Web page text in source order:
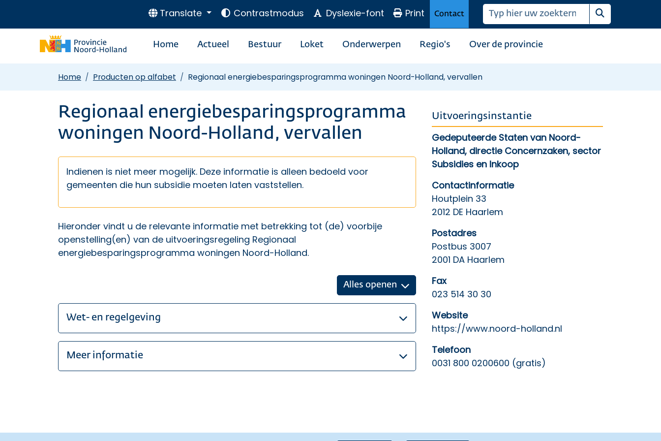
Translate Contrastmodus Dyslexie-font Print Contact
Zoeken
Home Actueel Bestuur Loket Onderwerpen Regio's Over de provincie
Home Producten op alfabet Regionaal energiebesparingsprogramma woningen Noord-Holland, vervallen
Regionaal energiebesparingsprogramma
woningen Noord-Holland, vervallen
Indienen is niet meer mogelijk. Deze informatie is alleen bedoeld voor
gemeenten die hun subsidie moeten laten vaststellen.
Hieronder vindt u de relevante informatie met betrekking tot (de) voorbije
openstelling(en) van de uitvoeringsregeling Regionaal
energiebesparingsprogramma woningen Noord-Holland.
Alles openen
Wet- en regelgeving
Meer informatie
Uitvoeringsinstantie
Gedeputeerde Staten van Noord-
Holland, directie Concernzaken, sector
Subsidies en Inkoop
Contactinformatie
Houtplein 33
2012 DE Haarlem
Postadres
Postbus 3007
2001 DA Haarlem
Fax
023 514 30 30
Website
https://www.noord-holland.nl
Telefoon
0031 800 0200600 (gratis)